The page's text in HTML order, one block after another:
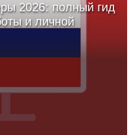
2026: полный гид
и личной